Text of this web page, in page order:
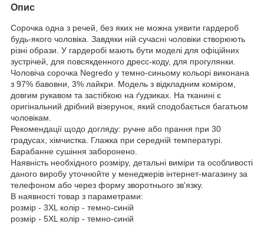
Опис
Сорочка одна з речей, без яких не можна уявити гардероб
будь-якого чоловіка. Завдяки ній сучасні чоловіки створюють
різні образи. У гардеробі мають бути моделі для офіційних
зустрічей, для повсякденного дресс-коду, для прогулянки.
Чоловіча сорочка Negredo у темно-синьому кольорі виконана
з 97% бавовни, 3% лайкри. Модель з відкладним коміром,
довгим рукавом та застібкою на ґудзиках. На тканині є
оригінальний дрібний візерунок, який сподобається багатьом
чоловікам.
Рекомендації щодо догляду: ручне або прання при 30
градусах, хімчистка. Глажка при середній температурі.
Барабанне сушіння заборонено.
Наявність необхідного розміру, детальні виміри та особливості
даного виробу уточнюйте у менеджерів інтернет-магазину за
телефоном або через форму зворотнього зв'язку.
В наявності товар з параметрами:
розмір - 3XL колір - темно-синій
розмір - 5XL колір - темно-синій